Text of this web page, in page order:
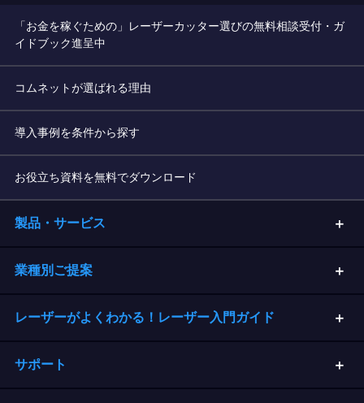
「お金を稼ぐための」レーザーカッター選びの無料相談受付・ガ
イドブック進呈中
コムネットが選ばれる理由
導入事例を条件から探す
お役立ち資料を無料でダウンロード
製品・サービス
業種別ご提案
レーザーがよくわかる！レーザー入門ガイド
サポート